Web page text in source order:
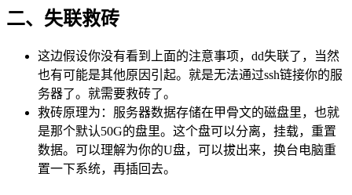
二、失联救砖
这边假设你没有看到上面的注意事项，dd失联了，当然
也有可能是其他原因引起。就是无法通过ssh链接你的服
务器了。就需要救砖了。
救砖原理为：服务器数据存储在甲骨文的磁盘里，也就
是那个默认50G的盘里。这个盘可以分离，挂载，重置
数据。可以理解为你的U盘，可以拔出来，换台电脑重
置一下系统，再插回去。